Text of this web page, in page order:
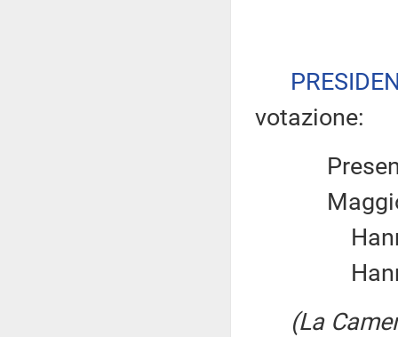
votazione:
Hanno
Hanno
(La